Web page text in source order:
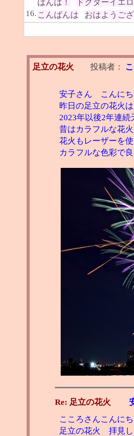
ばんは！ ドクターイエ
16. こんばんは おはようご
足立の花火 投稿者：
安子さん こんに
昨日の足立の花火
2023年以後2年連続
昔はカラフルな花
花火もレーザーを
カラフルな色彩で
Re: 足立の花火
こころさんこんに
足立の花火 拝見し